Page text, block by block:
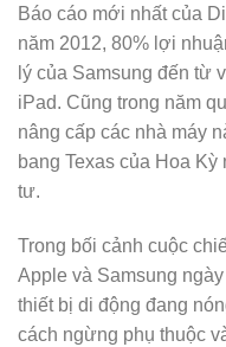
Báo cáo mới nhất của
năm 2012, 80% lợi
lý của Samsung đến từ
iPad. Cũng trong năm
nâng cấp các nhà máy
bang Texas của Hoa
tư.
Trong bối cảnh cuộc
Apple và Samsung
thiết bị di động đang
cách ngừng phụ thuộc